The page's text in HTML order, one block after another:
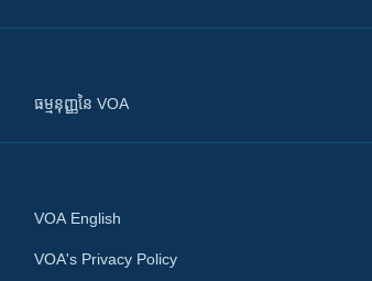
ធម្មនុញ្ញ​នៃ VOA
VOA English
VOA's Privacy Policy